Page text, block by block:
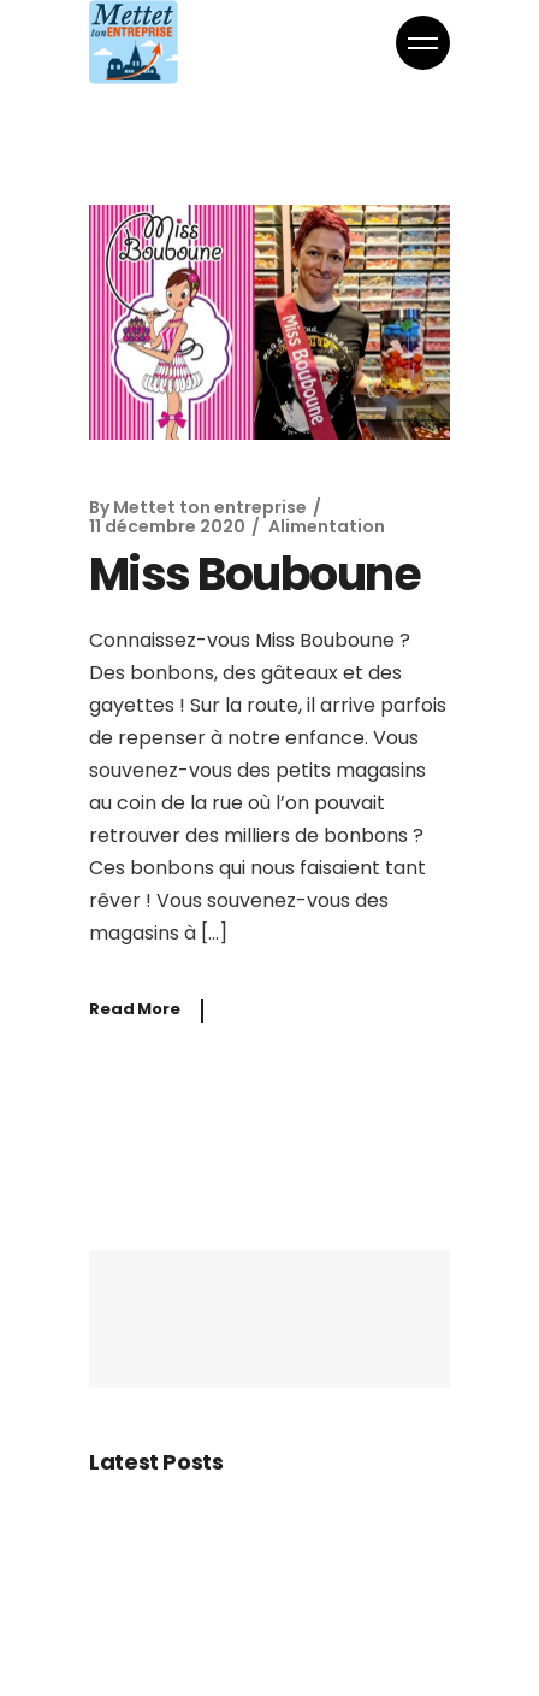
By Mettet ton entreprise
11 décembre 2020
Alimentation
Miss Bouboune
Connaissez-vous Miss Bouboune ?
Des bonbons, des gâteaux et des
gayettes ! Sur la route, il arrive parfois
de repenser à notre enfance. Vous
souvenez-vous des petits magasins
au coin de la rue où l’on pouvait
retrouver des milliers de bonbons ?
Ces bonbons qui nous faisaient tant
rêver ! Vous souvenez-vous des
magasins à […]
Read More
Latest Posts